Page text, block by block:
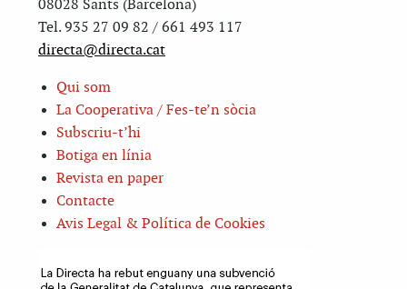
08028 Sants (Barcelona)
Tel. 935 27 09 82 / 661 493 117
directa@directa.cat
Qui som
La Cooperativa / Fes-te’n sòcia
Subscriu-t’hi
Botiga en línia
Revista en paper
Contacte
Avis Legal & Política de Cookies